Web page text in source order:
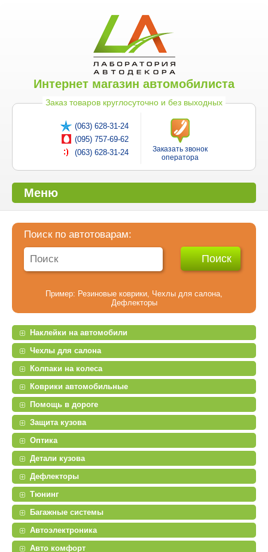
Интернет магазин автомобилиста
Заказ товаров круглосуточно и без выходных
(063) 628-31-24
(095) 757-69-62
(063) 628-31-24
Заказать звонок
оператора
Меню
Поиск по автотоварам:
Пример: Резиновые коврики Чехлы для салона
Дефлекторы
Наклейки на автомобили
Чехлы для салона
Колпаки на колеса
Коврики автомобильные
Помощь в дороге
Защита кузова
Оптика
Детали кузова
Дефлекторы
Тюнинг
Багажные системы
Автоэлектроника
Авто комфорт